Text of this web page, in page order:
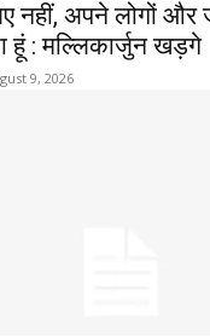
नहीं, अपने लोगों और
हूं : मल्लिकार्जुन खड़गे
9, 2026